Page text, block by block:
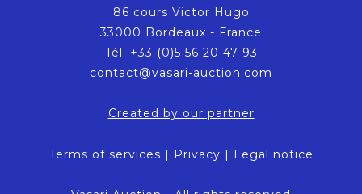
86 cours Victor Hugo
33000 Bordeaux - France
Tél. +33 (0)5 56 20 47 93
contact@vasari-auction.com
Created by our partner
Terms of services | Privacy | Legal notice